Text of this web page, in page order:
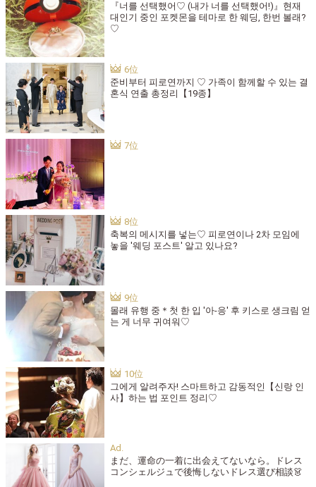
『너를 선택했어♡ (내가 너를 선택했어!)』현재
대인기 중인 포켓몬을 테마로 한 웨딩, 한번 볼래?
♡
준비부터 피로연까지 ♡ 가족이 함께할 수 있는 결
혼식 연출 총정리【19종】
축복의 메시지를 넣는♡ 피로연이나 2차 모임에
놓을 '웨딩 포스트' 알고 있나요?
몰래 유행 중＊첫 한 입 '아-응' 후 키스로 생크림 얻
는 게 너무 귀여워♡
그에게 알려주자! 스마트하고 감동적인【신랑 인
사】하는 법 포인트 정리♡
まだ、運命の一着に出会えてないなら。ドレス
コンシェルジュで後悔しないドレス選び相談👗